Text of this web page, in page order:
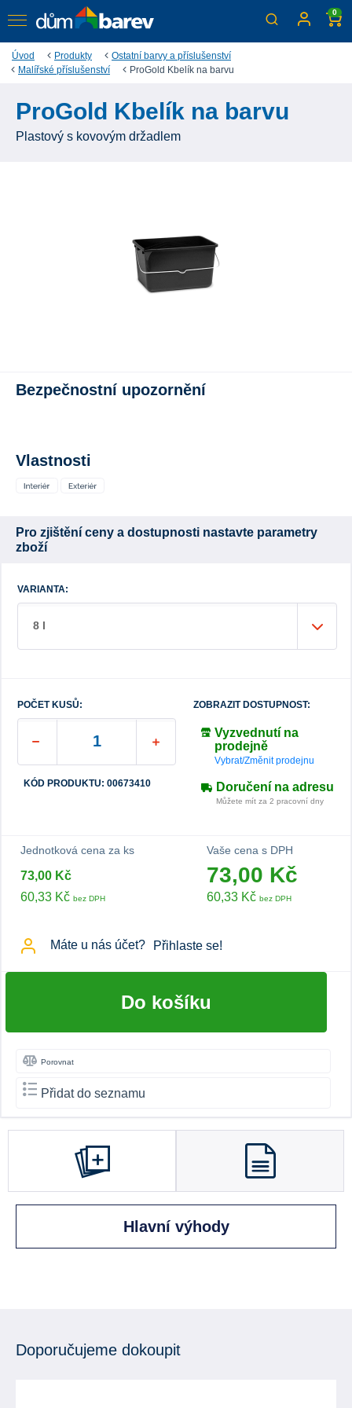
0
Úvod Produkty
Ostatní barvy a příslušenství
Malířské příslušenství
ProGold Kbelík na barvu
ProGold Kbelík na barvu
Plastový s kovovým držadlem
Bezpečnostní upozornění
Vlastnosti
Pro zjištění ceny a dostupnosti nastavte parametry
zboží
VARIANTA:
8 l
POČET KUSŮ:
KÓD PRODUKTU: 00673410
ZOBRAZIT DOSTUPNOST:
Vyzvednutí na
prodejně
Vybrat/Změnit prodejnu
Doručení na adresu
Můžete mít za 2 pracovní dny
Jednotková cena za ks
73,00 Kč
60,33 Kč bez DPH
Vaše cena s DPH
73,00 Kč
60,33 Kč bez DPH
Máte u nás účet? Přihlaste se!
Do košíku
Porovnat
Přidat do seznamu
Hlavní výhody
Doporučujeme dokoupit